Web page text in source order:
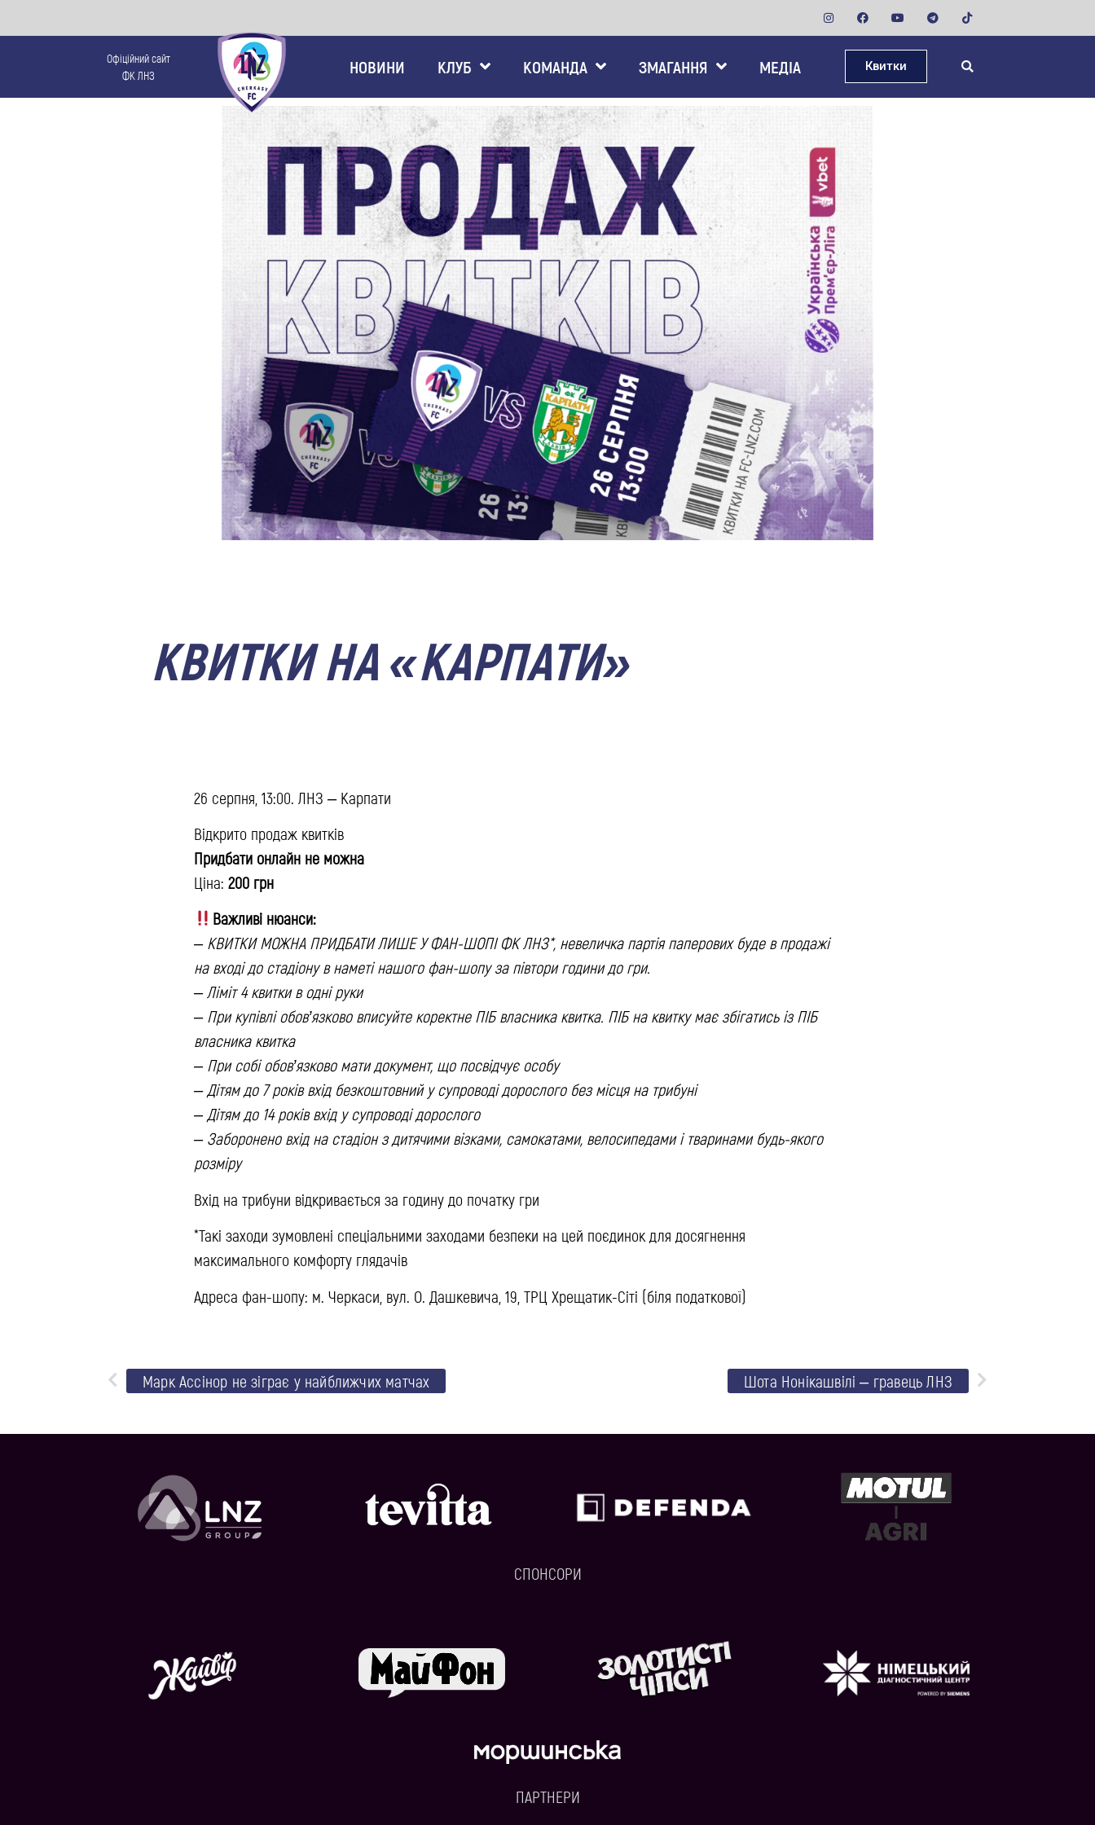
Офіційний сайт
ФК ЛНЗ
НОВИНИ КЛУБ КОМАНДА ЗМАГАННЯ МЕДІА Квитки
КВИТКИ НА «КАРПАТИ»
26 серпня, 13:00. ЛНЗ – Карпати
Відкрито продаж квитків
Придбати онлайн не можна
Ціна: 200 грн
Важливі нюанси:
– КВИТКИ МОЖНА ПРИДБАТИ ЛИШЕ У ФАН-ШОПІ ФК ЛНЗ*, невеличка партія паперових буде в продажі
на вході до стадіону в наметі нашого фан-шопу за півтори години до гри.
– Ліміт 4 квитки в одні руки
– При купівлі обов’язково вписуйте коректне ПІБ власника квитка. ПІБ на квитку має збігатись із ПІБ
власника квитка
– При собі обов’язково мати документ, що посвідчує особу
– Дітям до 7 років вхід безкоштовний у супроводі дорослого без місця на трибуні
– Дітям до 14 років вхід у супроводі дорослого
– Заборонено вхід на стадіон з дитячими візками, самокатами, велосипедами і тваринами будь-якого
розміру
Вхід на трибуни відкривається за годину до початку гри
*Такі заходи зумовлені спеціальними заходами безпеки на цей поєдинок для досягнення
максимального комфорту глядачів
Адреса фан-шопу: м. Черкаси, вул. О. Дашкевича, 19, ТРЦ Хрещатик-Сіті (біля податкової)
Марк Ассінор не зіграє у найближчих матчах Шота Нонікашвілі – гравець ЛНЗ
СПОНСОРИ
ПАРТНЕРИ